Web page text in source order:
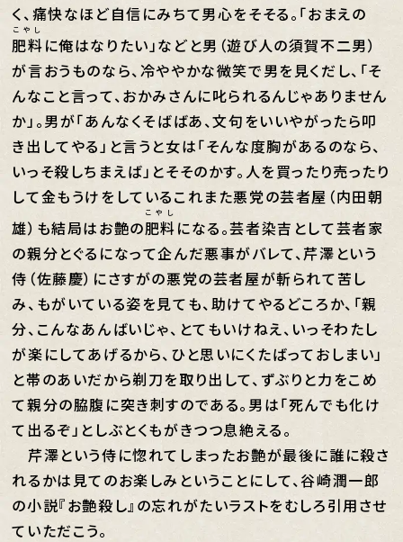
く、痛快なほど自信にみちて男心をそそる。「おまえの
肥料
こやし
に俺はなりたい」などと男（遊び人の須賀不二男）
が言おうものなら、冷ややかな微笑で男を見くだし、「そ
んなこと言って、おかみさんに叱られるんじゃありません
か」。男が「あんなくそばばあ、文句をいいやがったら叩
き出してやる」と言うと女は「そんな度胸があるのなら、
いっそ殺しちまえば」とそそのかす。人を買ったり売ったり
して金もうけをしているこれまた悪党の芸者屋（内田朝
雄）も結局はお艶の肥料
こやし
になる。芸者染吉として芸者家
の親分とぐる になって企んだ悪事がバレて、芹澤という
侍（佐藤慶）にさすがの悪党の芸者屋が斬られて苦し
み、もがいている姿を見ても、助けてやるどころか、「親
分、こんなあんばいじゃ、とてもいけねえ、いっそわたし
が楽にしてあげるから、ひと思いにくたばっておしまい」
と帯のあいだから剃刀を取り出して、ずぶりと力をこめ
て親分の脇腹に突き刺すのである。男は「死んでも化け
て出るぞ」としぶとくもがきつつ息絶える。
芹澤という侍に惚れてしまったお艶が最後に誰に殺さ
れるかは見てのお楽しみということにして、谷崎潤一郎
の小説『お艶殺し』の忘れがたいラストをむしろ引用させ
ていただこう。